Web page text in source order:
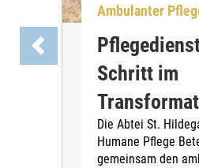
Ambulanter
Schritt im
Die Abtei St.
Humane Pflege
gemeinsam den